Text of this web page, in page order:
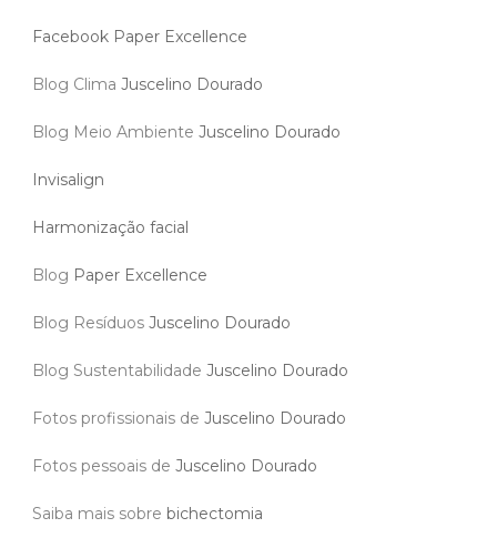
Facebook Paper Excellence
Blog Clima Juscelino Dourado
Blog Meio Ambiente Juscelino Dourado
Invisalign
Harmonização facial
Blog Paper Excellence
Blog Resíduos Juscelino Dourado
Blog Sustentabilidade Juscelino Dourado
Fotos profissionais de Juscelino Dourado
Fotos pessoais de Juscelino Dourado
Saiba mais sobre bichectomia